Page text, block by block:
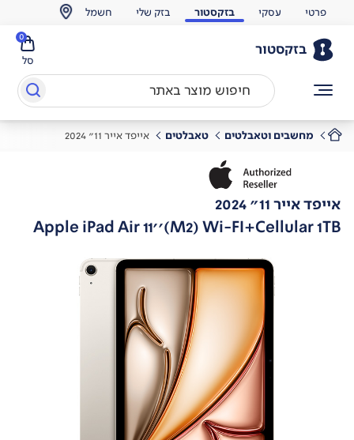
פרטי עסקי בזקסטור בזק שלי חשמל
בזקסטור
סל
0
מחשבים וטאבלטים טאבלטים אייפד אייר 11" 2024
אייפד אייר 11" 2024
Apple iPad Air 11''(M2) Wi-FI+Cellular 1TB